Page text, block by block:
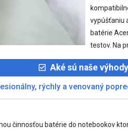
vypúšťaniu
batérie
testov. Na
Aké sú naše
rýchly a venovaný
činnosťou batérie do notebookov